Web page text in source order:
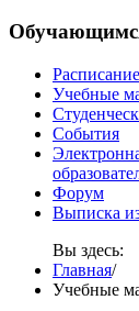
Расписание
Учебные
События
Форум
Выписка
Вы здесь:
Главная/
Учебные